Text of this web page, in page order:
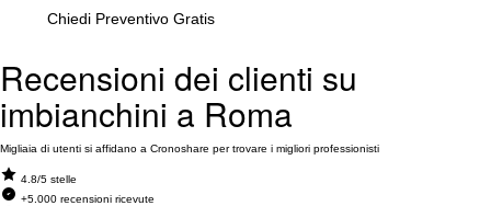
Chiedi Preventivo Gratis
Recensioni dei clienti su
imbianchini a Roma
Migliaia di utenti si affidano a Cronoshare per trovare i migliori professionisti
4.8/5 stelle
+5.000 recensioni ricevute